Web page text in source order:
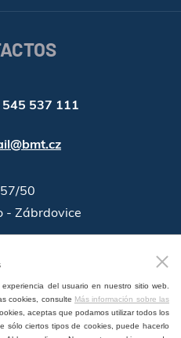
537 111
50
- Zábrdovice
del usuario en nuestro sitio web.
cookies, consulte Más información sobre las
aceptas que podamos utilizar todos los
sólo ciertos tipos de cookies, puede hacerlo